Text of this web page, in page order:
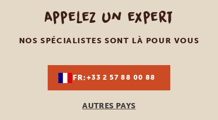
Appelez un expert
NOS SPÉCIALISTES SONT LÀ POUR VOUS
FR:+33 2 57 88 00 88
AUTRES PAYS